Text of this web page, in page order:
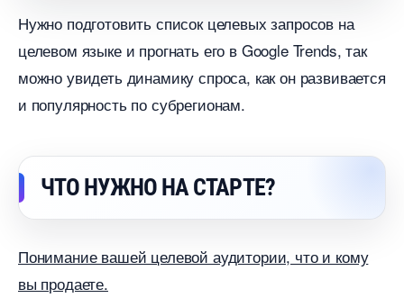
Нужно подготовить список целевых запросов на
целевом языке и прогнать его в Google Trends, так
можно увидеть динамику спроса, как он развивается
и популярность по субрегионам.
ЧТО НУЖНО НА СТАРТЕ?
Понимание вашей целевой аудитории, что и кому
ы продаете.